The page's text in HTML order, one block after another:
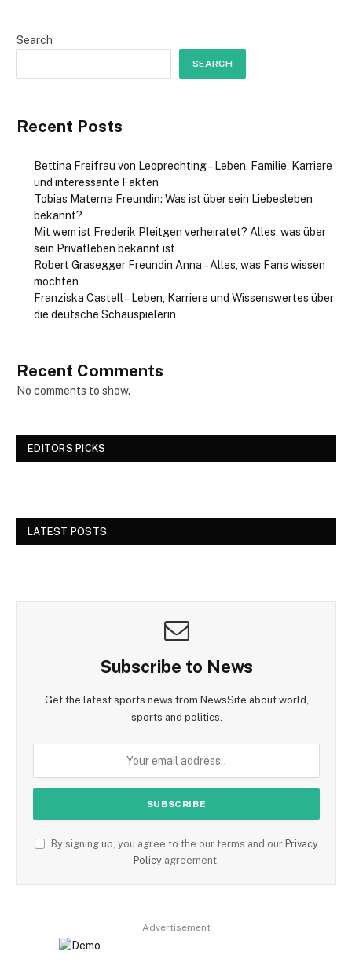
Search
SEARCH
Recent Posts
Bettina Freifrau von Leoprechting – Leben, Familie, Karriere
und interessante Fakten
Tobias Materna Freundin: Was ist über sein Liebesleben
bekannt?
Mit wem ist Frederik Pleitgen verheiratet? Alles, was über
sein Privatleben bekannt ist
Robert Grasegger Freundin Anna – Alles, was Fans wissen
möchten
Franziska Castell – Leben, Karriere und Wissenswertes über
die deutsche Schauspielerin
Recent Comments
No comments to show.
EDITORS PICKS
LATEST POSTS
Subscribe to News
Get the latest sports news from NewsSite about world,
sports and politics.
By signing up, you agree to the our terms and our Privacy
Policy agreement.
Advertisement